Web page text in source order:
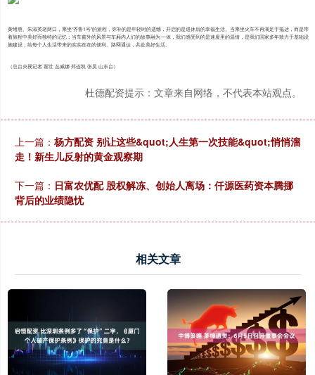
黄绪惠、朱淑英老两口，乘坐“齐鲁1号”的旅程，弥补的是年轻时的遗憾，开启的是退休后的幸福生活。当乘坐火车不再满足于抵达，而是带
着旅程中美好而独特的记忆；当车窗外的风景与车厢内人们的故事融为一体，我们感受到的是速度里的温情，是我们国家多年致力于基础设
施建设，给每个人生活带来的实实在在的便利。路网通达，共赴美好生活。
（总台央视记者 翟壮 丛威娜 郑连凯 张昊 山东台）
杜德配资提示：文章来自网络，不代表本站观点。
上一篇： 杨方配资 别让这些&quot;人生第一次技能&quot;悄悄溜
走！新生儿反射的黄金观察期
下一篇： 日富农优配 股权解冻、创始人离场：仟源医药资本腾挪
背后的业绩隐忧
相关文章